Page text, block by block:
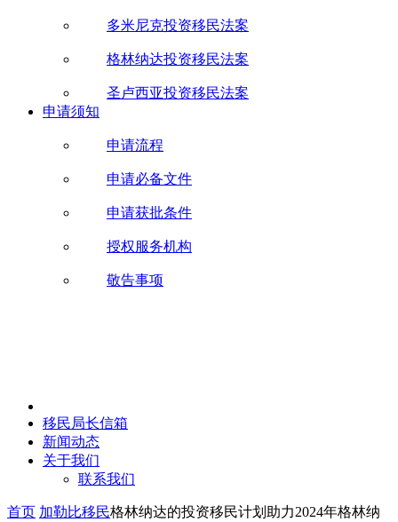
多米尼克投资移民法案
格林纳达投资移民法案
圣卢西亚投资移民法案
申请须知
申请流程
申请必备文件
申请获批条件
授权服务机构
敬告事项
移民局长信箱
新闻动态
关于我们
联系我们
首页 加勒比移民格林纳达的投资移民计划助力2024年格林纳